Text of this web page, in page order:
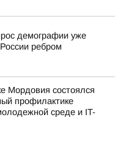
демографии уже
ребром
Мордовия состоялся
профилактике
среде и IT-